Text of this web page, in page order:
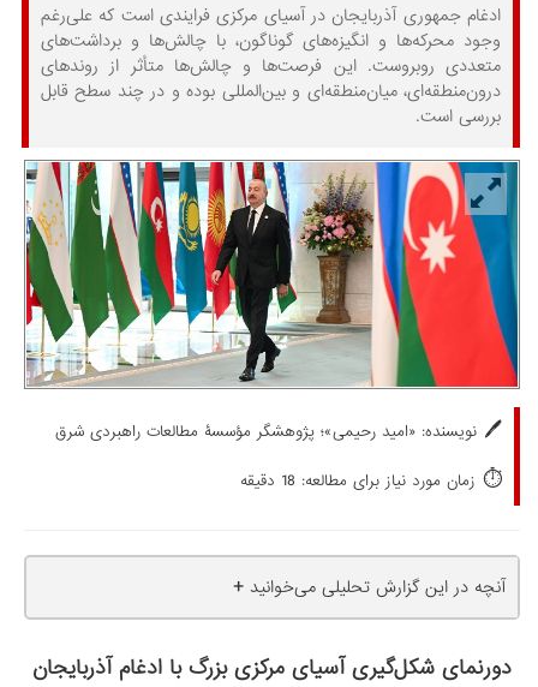
ادغام جمهوری آذربایجان در آسیای مرکزی فرایندی است که علی‌رغم
وجود محرکه‌ها و انگیزه‌های گوناگون، با چالش‌ها و برداشت‌های
متعددی روبروست. این فرصت‌ها و چالش‌ها متأثر از روندهای
درون‌منطقه‌ای، میان‌منطقه‌ای و بین‌المللی بوده و در چند سطح قابل
بررسی است.
🖊️ نویسنده: «امید رحیمی»؛ پژوهشگر مؤسسۀ مطالعات راهبردی شرق
⏱️ زمان مورد نیاز برای مطالعه: 18 دقیقه
آنچه در این گزارش تحلیلی می‌خوانید +
دورنمای شکل‌گیری آسیای مرکزی بزرگ با ادغام آذربایجان